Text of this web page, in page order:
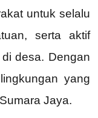
untuk selalu
serta aktif
desa. Dengan
yang
Jaya.